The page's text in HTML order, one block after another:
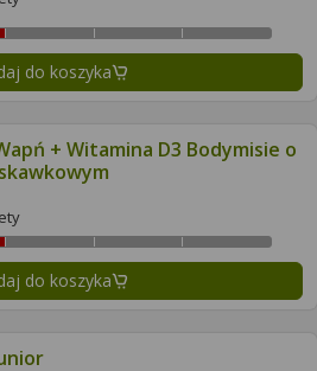
do koszyka
+ Witamina D3 Bodymisie o
do koszyka